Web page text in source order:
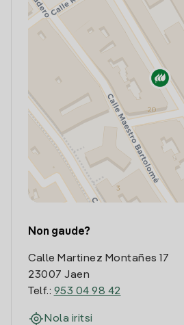
Non gaude?
Calle Martinez Montañes 17
23007 Jaen
Telf.: 953 04 98 42
Nola iritsi